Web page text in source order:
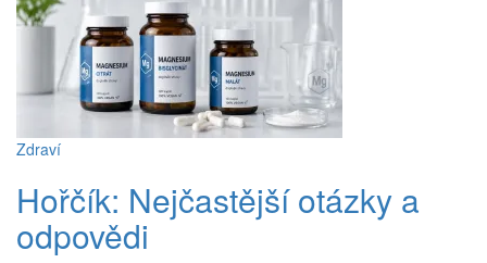
Zdraví
Hořčík: Nejčastější otázky a
odpovědi